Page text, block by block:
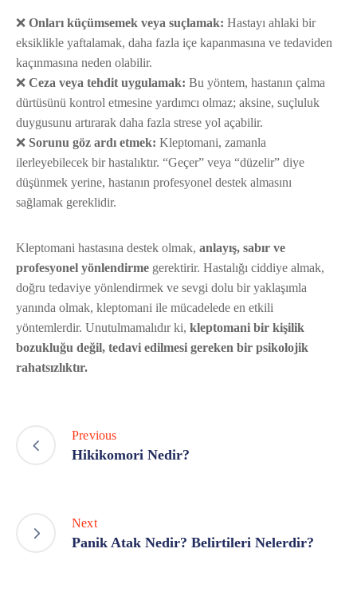
❌ Onları küçümsemek veya suçlamak: Hastayı ahlaki bir
eksiklikle yaftalamak, daha fazla içe kapanmasına ve tedaviden
kaçınmasına neden olabilir.
❌ Ceza veya tehdit uygulamak: Bu yöntem, hastanın çalma
dürtüsünü kontrol etmesine yardımcı olmaz; aksine, suçluluk
duygusunu artırarak daha fazla strese yol açabilir.
❌ Sorunu göz ardı etmek: Kleptomani, zamanla
ilerleyebilecek bir hastalıktır. “Geçer” veya “düzelir” diye
düşünmek yerine, hastanın profesyonel destek almasını
sağlamak gereklidir.
Kleptomani hastasına destek olmak, anlayış, sabır ve
profesyonel yönlendirme gerektirir. Hastalığı ciddiye almak,
doğru tedaviye yönlendirmek ve sevgi dolu bir yaklaşımla
yanında olmak, kleptomani ile mücadelede en etkili
yöntemlerdir. Unutulmamalıdır ki, kleptomani bir kişilik
bozukluğu değil, tedavi edilmesi gereken bir psikolojik
rahatsızlıktır.
Previous
Hikikomori Nedir?
Next
Panik Atak Nedir? Belirtileri Nelerdir?